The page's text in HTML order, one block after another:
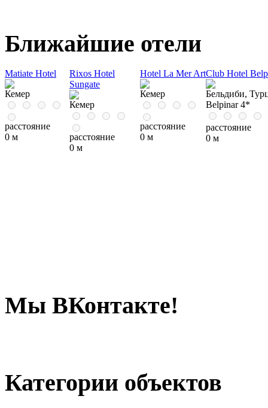
Ближайшие отели
Matiate Hotel
Кемер
расстояние
0 м
Rixos Hotel
Sungate
Кемер
расстояние
0 м
Hotel La Mer Art
Кемер
расстояние
0 м
Club Hotel
Бельдиби,
Belpinar 4*
расстояние
0 м
Мы ВКонтакте!
Категории объектов